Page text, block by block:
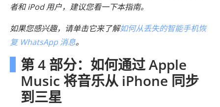
者和 iPod 用户，建议您看一下本指南。
如果您感兴趣，请单击它来了解如何从丢失的智能手机恢
复 WhatsApp 消息。
第 4 部分：如何通过 Apple
Music 将音乐从 iPhone 同步
到三星